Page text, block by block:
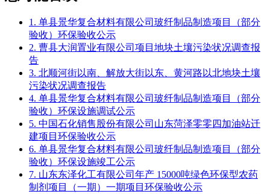
1. 单县景华复合材料有限公司玻纤制品制造项目（部分
验收）环保验收公示
2. 曹县大润置业有限公司项目地块土壤污染状况调查报
告
3. 北顺河街以南、解放大街以东、黄河路以北地块土壤
污染状况调查报告
4. 单县景华复合材料有限公司玻纤制品制造项目（部分
验收）环保设施调试公示
5. 中国石化销售股份有限公司山东菏泽零零四加油站迁
建项目环保验收公示
6. 单县景华复合材料有限公司玻纤制品制造项目（部分
验收）环保设施竣工公示
7. 山东东泽化工有限公司年产 15000吨绿色环保型农药
制剂项目（一期）一期项目环保验收公示